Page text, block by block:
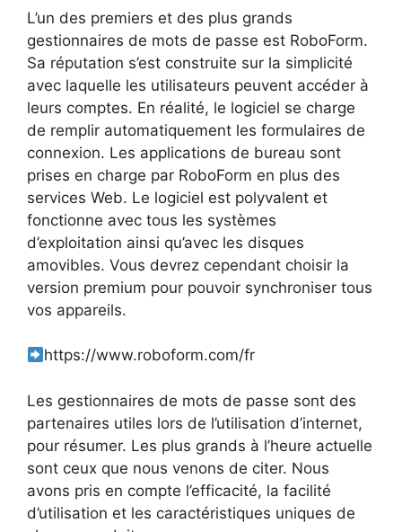
L’un des premiers et des plus grands
gestionnaires de mots de passe est RoboForm.
Sa réputation s’est construite sur la simplicité
avec laquelle les utilisateurs peuvent accéder à
leurs comptes. En réalité, le logiciel se charge
de remplir automatiquement les formulaires de
connexion. Les applications de bureau sont
prises en charge par RoboForm en plus des
services Web. Le logiciel est polyvalent et
fonctionne avec tous les systèmes
d’exploitation ainsi qu’avec les disques
amovibles. Vous devrez cependant choisir la
version premium pour pouvoir synchroniser tous
vos appareils.
https://www.roboform.com/fr
Les gestionnaires de mots de passe sont des
partenaires utiles lors de l’utilisation d’internet,
pour résumer. Les plus grands à l’heure actuelle
sont ceux que nous venons de citer. Nous
avons pris en compte l’efficacité, la facilité
d’utilisation et les caractéristiques uniques de